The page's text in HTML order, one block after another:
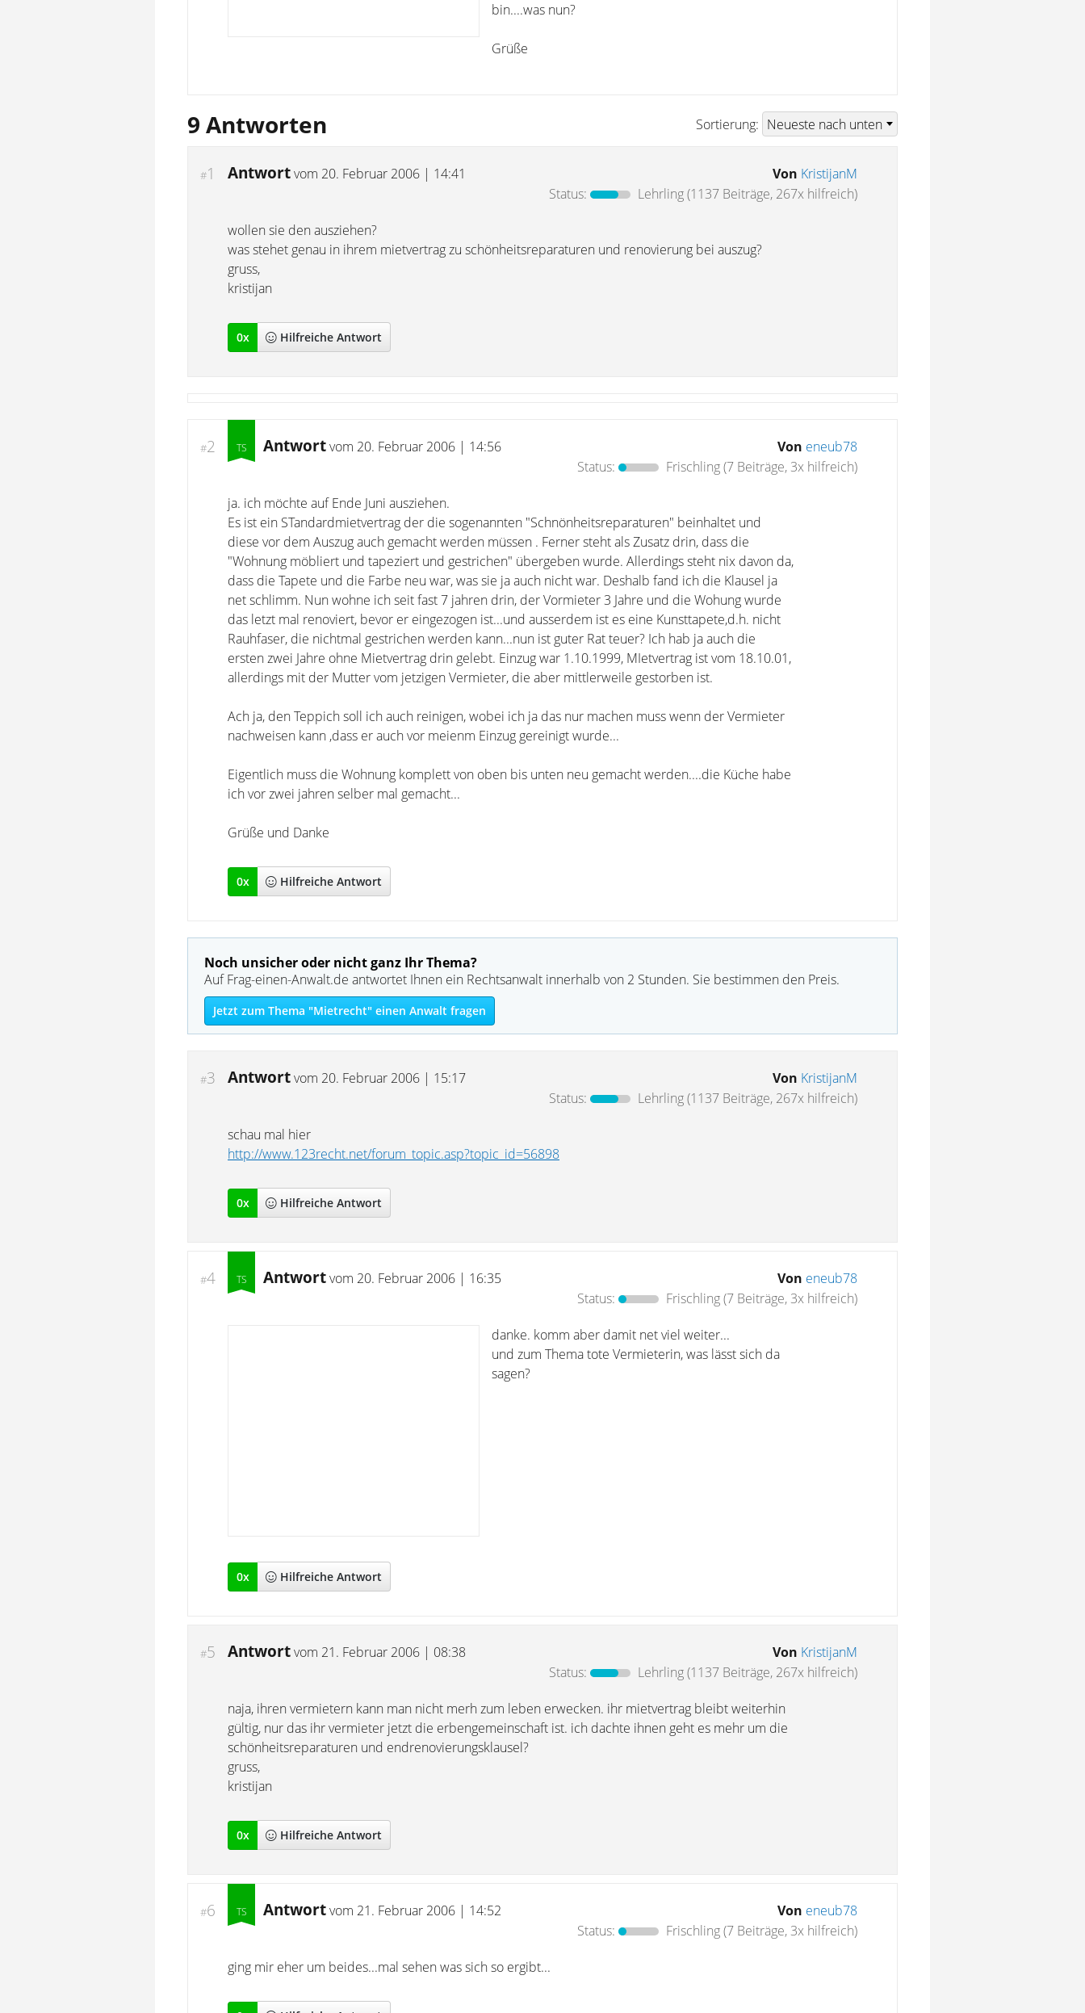
bin....was nun?
Grüße
9 Antworten Sortierung:
#1 Antwortvom 20. Februar 2006 | 14:41 Von KristijanM
Status:
Lehrling(1137 Beiträge, 267x hilfreich)
wollen sie den ausziehen?
was stehet genau in ihrem mietvertrag zu schönheitsreparaturen und renovierung bei auszug?
gruss,
kristijan
0x Hilfreiche Antwort
#2 Antwortvom 20. Februar 2006 | 14:56 Von eneub78
Status:
Frischling(7 Beiträge, 3x hilfreich)
ja. ich möchte auf Ende Juni ausziehen.
Es ist ein STandardmietvertrag der die sogenannten "Schnönheitsreparaturen" beinhaltet und
diese vor dem Auszug auch gemacht werden müssen . Ferner steht als Zusatz drin, dass die
"Wohnung möbliert und tapeziert und gestrichen" übergeben wurde. Allerdings steht nix davon da,
dass die Tapete und die Farbe neu war, was sie ja auch nicht war. Deshalb fand ich die Klausel ja
net schlimm. Nun wohne ich seit fast 7 jahren drin, der Vormieter 3 Jahre und die Wohung wurde
das letzt mal renoviert, bevor er eingezogen ist...und ausserdem ist es eine Kunsttapete,d.h. nicht
Rauhfaser, die nichtmal gestrichen werden kann...nun ist guter Rat teuer? Ich hab ja auch die
ersten zwei Jahre ohne Mietvertrag drin gelebt. Einzug war 1.10.1999, MIetvertrag ist vom 18.10.01,
allerdings mit der Mutter vom jetzigen Vermieter, die aber mittlerweile gestorben ist.
Ach ja, den Teppich soll ich auch reinigen, wobei ich ja das nur machen muss wenn der Vermieter
nachweisen kann ,dass er auch vor meienm Einzug gereinigt wurde...
Eigentlich muss die Wohnung komplett von oben bis unten neu gemacht werden....die Küche habe
ich vor zwei jahren selber mal gemacht...
Grüße und Danke
0x Hilfreiche Antwort
Noch unsicher oder nicht ganz Ihr Thema?
Auf Frag-einen-Anwalt.de antwortet Ihnen ein Rechtsanwalt innerhalb von 2 Stunden. Sie bestimmen den Preis.
Jetzt zum Thema "Mietrecht" einen Anwalt fragen
#3 Antwortvom 20. Februar 2006 | 15:17 Von KristijanM
Status:
Lehrling(1137 Beiträge, 267x hilfreich)
schau mal hier
http://www.123recht.net/forum_topic.asp?topic_id=56898
0x Hilfreiche Antwort
#4 Antwortvom 20. Februar 2006 | 16:35 Von eneub78
Status:
Frischling(7 Beiträge, 3x hilfreich)
danke. komm aber damit net viel weiter...
und zum Thema tote Vermieterin, was lässt sich da
sagen?
0x Hilfreiche Antwort
#5 Antwortvom 21. Februar 2006 | 08:38 Von KristijanM
Status:
Lehrling(1137 Beiträge, 267x hilfreich)
naja, ihren vermietern kann man nicht merh zum leben erwecken. ihr mietvertrag bleibt weiterhin
gültig, nur das ihr vermieter jetzt die erbengemeinschaft ist. ich dachte ihnen geht es mehr um die
schönheitsreparaturen und endrenovierungsklausel?
gruss,
kristijan
0x Hilfreiche Antwort
#6 Antwortvom 21. Februar 2006 | 14:52 Von eneub78
Status:
Frischling(7 Beiträge, 3x hilfreich)
ging mir eher um beides...mal sehen was sich so ergibt...